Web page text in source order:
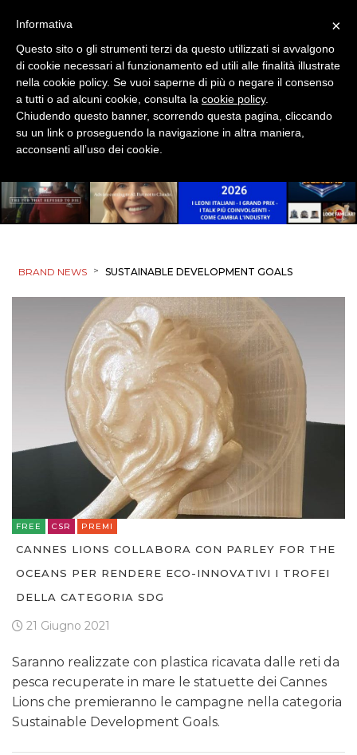
DIGITALE
EDITORIA
ESTERNA
RADIO / AUDIO
RICERCHE
PREVISIONI/SCENARI
NORMATIVE
TREND
CASE HISTORY
OPINIONI
BRAND NEWS > SUSTAINABLE DEVELOPMENT GOALS
FREE CSR PREMI
CANNES LIONS COLLABORA CON PARLEY FOR THE
OCEANS PER RENDERE ECO-INNOVATIVI I TROFEI
DELLA CATEGORIA SDG
21 Giugno 2021
Saranno realizzate con plastica ricavata dalle reti da
pesca recuperate in mare le statuette dei Cannes
Lions che premieranno le campagne nella categoria
Sustainable Development Goals.
×
Informativa
Questo sito o gli strumenti terzi da questo utilizzati si avvalgono
di cookie necessari al funzionamento ed utili alle finalità illustrate
nella cookie policy. Se vuoi saperne di più o negare il consenso
a tutti o ad alcuni cookie, consulta la cookie policy.
Chiudendo questo banner, scorrendo questa pagina, cliccando
su un link o proseguendo la navigazione in altra maniera,
acconsenti all’uso dei cookie.